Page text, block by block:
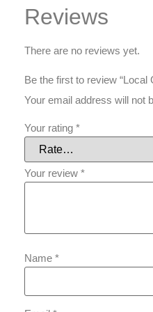
Reviews
There are no reviews yet.
Be the first to review “Local
Your email address will not
Your rating *
Your review *
Name *